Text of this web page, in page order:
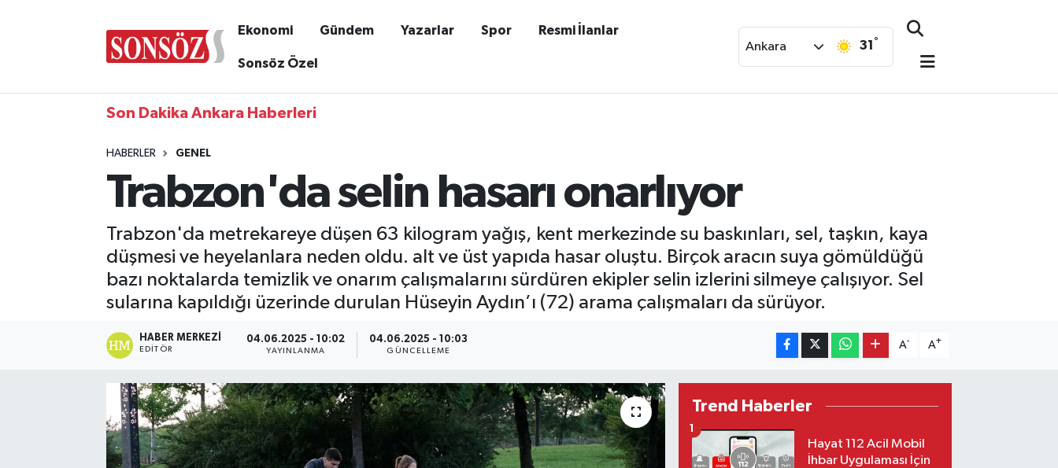
Ekonomi Gündem Yazarlar Spor Resmi İlanlar
Sonsöz Özel
Ankara 31 °
Son Dakika Ankara Haberleri
HABERLER GENEL
Trabzon'da selin hasarı onarlıyor
Trabzon'da metrekareye düşen 63 kilogram yağış, kent merkezinde su baskınları, sel, taşkın, kaya
düşmesi ve heyelanlara neden oldu. alt ve üst yapıda hasar oluştu. Birçok aracın suya gömüldüğü
bazı noktalarda temizlik ve onarım çalışmalarını sürdüren ekipler selin izlerini silmeye çalışıyor. Sel
sularına kapıldığı üzerinde durulan Hüseyin Aydın’ı (72) arama çalışmaları da sürüyor.
HABER MERKEZI
EDITÖR
04.06.2025 - 10:02
YAYINLANMA
04.06.2025 - 10:03
GÜNCELLEME
A- A+
Trend Haberler
Hayat 112 Acil Mobil
İhbar Uygulaması İçin
1